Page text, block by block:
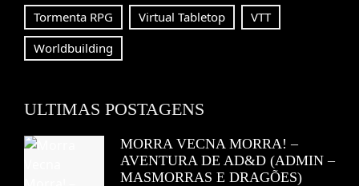
Tormenta RPG
Virtual Tabletop
VTT
Worldbuilding
ULTIMAS POSTAGENS
MORRA VECNA MORRA! –
AVENTURA DE AD&D (ADMIN –
MASMORRAS E DRAGÕES)